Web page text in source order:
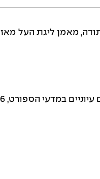
מאמן ליגת העל מאז 1997